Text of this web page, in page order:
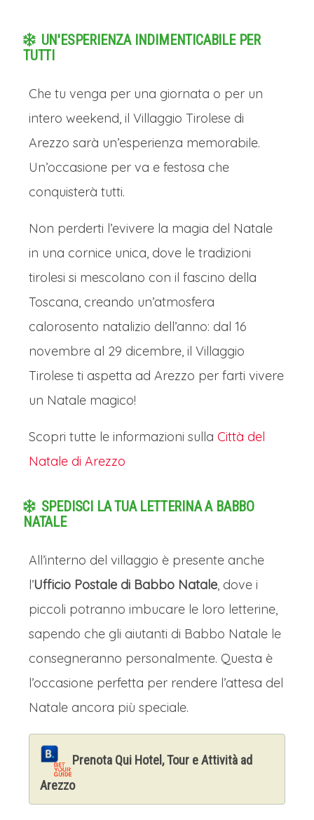
UN'ESPERIENZA INDIMENTICABILE PER
TUTTI
Che tu venga per una giornata o per un
intero weekend, il Villaggio Tirolese di
Arezzo sarà un’esperienza memorabile.
Un’occasione per va e festosa che
conquisterà tutti.
Non perderti l’evivere la magia del Natale
in una cornice unica, dove le tradizioni
tirolesi si mescolano con il fascino della
Toscana, creando un’atmosfera
calorosento natalizio dell’anno: dal 16
novembre al 29 dicembre, il Villaggio
Tirolese ti aspetta ad Arezzo per farti vivere
un Natale magico!
Scopri tutte le informazioni sulla Città del
Natale di Arezzo
SPEDISCI LA TUA LETTERINA A BABBO
NATALE
All’interno del villaggio è presente anche
l’Ufficio Postale di Babbo Natale, dove i
piccoli potranno imbucare le loro letterine,
sapendo che gli aiutanti di Babbo Natale le
consegneranno personalmente. Questa è
l’occasione perfetta per rendere l’attesa del
Natale ancora più speciale.
Prenota Qui Hotel, Tour e Attività ad
Arezzo